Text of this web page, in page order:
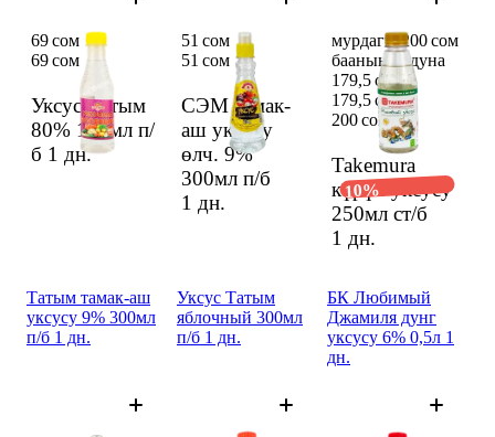
Маринаддар жана уксус
Уксус Татым
80% 160мл п/
б 1 дн.
69 сом
69 сом
СЭМ тамак-
аш уксусу
өлч. 9%
300мл п/б
1 дн.
51 сом
51 сом
Takemura
күрүч уксусу
250мл ст/б
1 дн.
мурдагы 200 сом
баанын ордуна
179,5 сом
179,5 сом
200 сом
10%
Татым тамак-аш
уксусу 9% 300мл
п/б 1 дн.
Уксус Татым
яблочный 300мл
п/б 1 дн.
БК Любимый
Джамиля дунг
уксусу 6% 0,5л 1
дн.